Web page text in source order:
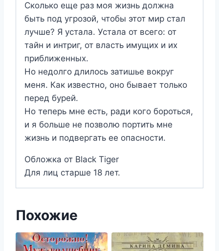
Сколько еще раз моя жизнь должна
быть под угрозой, чтобы этот мир стал
лучше? Я устала. Устала от всего: от
тайн и интриг, от власть имущих и их
приближенных.
Но недолго длилось затишье вокруг
меня. Как известно, оно бывает только
перед бурей.
Но теперь мне есть, ради кого бороться,
и я больше не позволю портить мне
жизнь и подвергать ее опасности.
Обложка от Black Tiger
Для лиц старше 18 лет.
Похожие